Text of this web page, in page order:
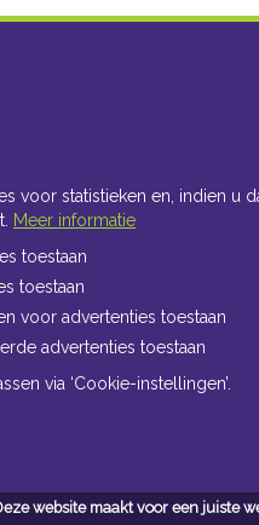
website maakt voor een juiste
voor statistieken en, indien u
Meer informatie
toestaan
toestaan
voor advertenties toestaan
advertenties toestaan
via ‘Cookie-instellingen’.